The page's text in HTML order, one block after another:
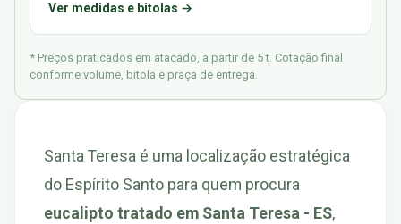
Ver medidas e bitolas →
* Preços praticados em atacado, a partir de 5 t. Cotação final
conforme volume, bitola e praça de entrega.
Santa Teresa é uma localização estratégica
do Espírito Santo para quem procura
eucalipto tratado em Santa Teresa - ES,